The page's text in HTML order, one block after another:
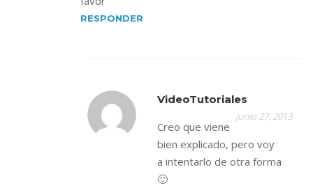
RESPONDER
VideoTutoriales
junio 27, 2013
Creo que viene
bien explicado, pero voy
a intentarlo de otra forma
🙂